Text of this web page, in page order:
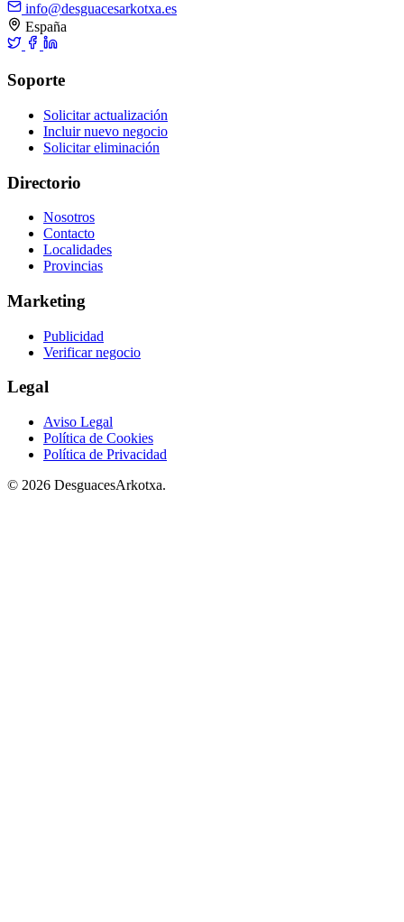
info@desguacesarkotxa.es
España
Soporte
Solicitar actualización
Incluir nuevo negocio
Solicitar eliminación
Directorio
Nosotros
Contacto
Localidades
Provincias
Marketing
Publicidad
Verificar negocio
Legal
Aviso Legal
Política de Cookies
Política de Privacidad
© 2026 DesguacesArkotxa.